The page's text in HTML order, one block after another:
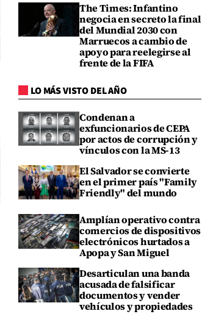
The Times: Infantino
negocia en secreto la final
del Mundial 2030 con
Marruecos a cambio de
apoyo para reelegirse al
frente de la FIFA
LO MÁS VISTO DEL AÑO
Condenan a
exfuncionarios de CEPA
por actos de corrupción y
vínculos con la MS-13
El Salvador se convierte
en el primer país "Family
Friendly" del mundo
Amplían operativo contra
comercios de dispositivos
electrónicos hurtados a
Apopa y San Miguel
Desarticulan una banda
acusada de falsificar
documentos y vender
vehículos y propiedades